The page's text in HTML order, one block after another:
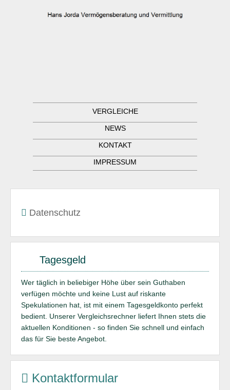
VERGLEICHE
NEWS
KONTAKT
IMPRESSUM
Datenschutz
Tagesgeld
Wer täglich in beliebiger Höhe über sein Guthaben
verfügen möchte und keine Lust auf riskante
Spekulationen hat, ist mit einem Tagesgeldkonto perfekt
bedient. Unserer Vergleichsrechner liefert Ihnen stets die
aktuellen Konditionen - so finden Sie schnell und einfach
das für Sie beste Angebot.
Kontaktformular